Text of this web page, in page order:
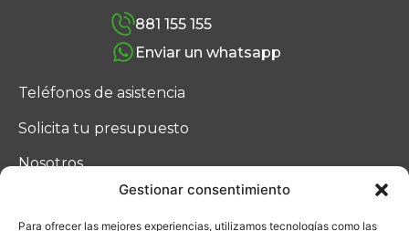
Gestionar consentimiento
Para ofrecer las mejores experiencias, utilizamos tecnologías como las
881 155 155
Enviar un whatsapp
Teléfonos de asistencia
Solicita tu presupuesto
Nosotros